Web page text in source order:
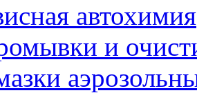
автохимия
и